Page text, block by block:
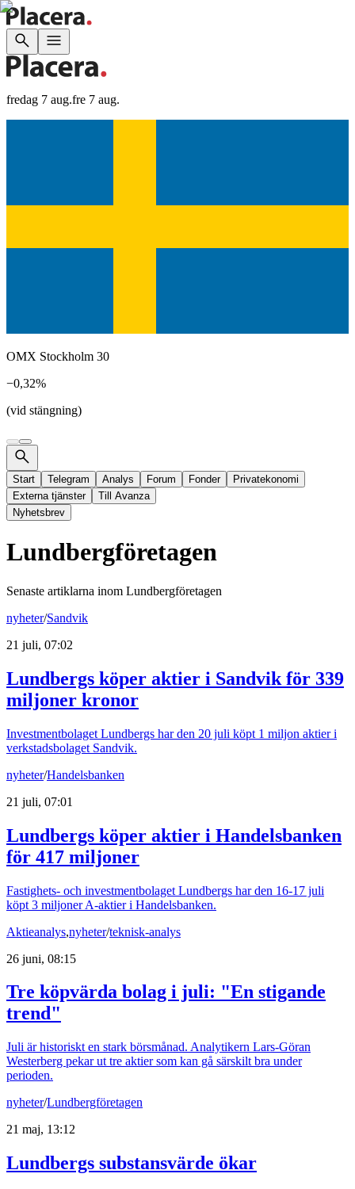
fredag 7 aug.fre 7 aug.
OMX Stockholm 30
−0,32%
(vid stängning)
Start Telegram Analys Forum Fonder
Privatekonomi
Externa tjänster
Till Avanza
Nyhetsbrev
Lundbergföretagen
Senaste artiklarna inom Lundbergföretagen
nyheter/Sandvik
21 juli, 07:02
Lundbergs köper aktier i Sandvik för 339
miljoner kronor
Investmentbolaget Lundbergs har den 20 juli köpt 1 miljon aktier i
verkstadsbolaget Sandvik.
nyheter/Handelsbanken
21 juli, 07:01
Lundbergs köper aktier i Handelsbanken
för 417 miljoner
Fastighets- och investmentbolaget Lundbergs har den 16-17 juli
köpt 3 miljoner A-aktier i Handelsbanken.
Aktieanalys,nyheter/teknisk-analys
26 juni, 08:15
Tre köpvärda bolag i juli: "En stigande
trend"
Juli är historiskt en stark börsmånad. Analytikern Lars-Göran
Westerberg pekar ut tre aktier som kan gå särskilt bra under
perioden.
nyheter/Lundbergföretagen
21 maj, 13:12
Lundbergs substansvärde ökar